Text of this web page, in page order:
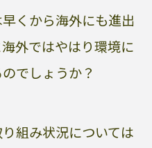
くから海外にも進出
外ではやはり環境に
でしょうか？
組み状況については